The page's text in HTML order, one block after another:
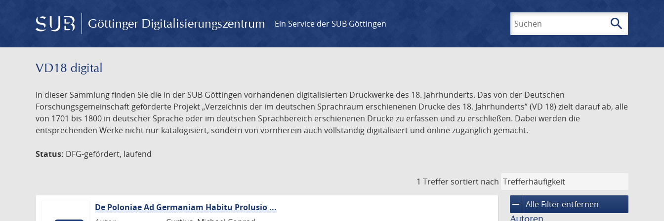
Göttinger Digitalisierungszentrum Ein Service der SUB Göttingen search
VD18 digital
In dieser Sammlung finden Sie die in der SUB Göttingen vorhandenen digitalisierten Druckwerke des 18. Jahrhunderts. Das von der Deutschen
Forschungsgemeinschaft geförderte Projekt „Verzeichnis der im deutschen Sprachraum erschienenen Drucke des 18. Jahrhunderts” (VD 18) zielt darauf ab, alle
von 1701 bis 1800 in deutscher Sprache oder im deutschen Sprachbereich erschienenen Drucke zu erfassen und zu erschließen. Dabei werden die
entsprechenden Werke nicht nur katalogisiert, sondern von vornherein auch vollständig digitalisiert und online zugänglich gemacht.
Status: DFG-gefördert, laufend
1 Treffer sortiert nach
remove Alle Filter entfernen
De Poloniae Ad Germaniam Habitu Prolusio ...